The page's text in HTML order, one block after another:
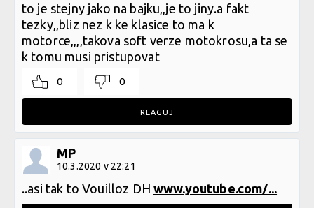
to je stejny jako na bajku,,je to jiny.a fakt
tezky,,bliz nez k ke klasice to ma k
motorce,,,,takova soft verze motokrosu,a ta se
k tomu musi pristupovat
0 0
REAGUJ
MP
10.3.2020 v 22:21
..asi tak to Vouilloz DH www.youtube.com/...